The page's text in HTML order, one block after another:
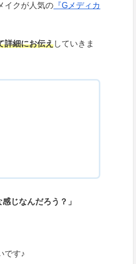
イクが人気の 『Gメディカ
詳細にお伝えしていきま
じなんだろう？」
です♪